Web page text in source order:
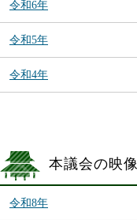
令和6年
令和5年
令和4年
本議会の映像
令和8年